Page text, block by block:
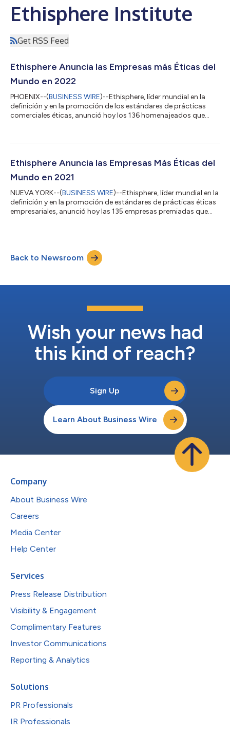
Ethisphere Institute
Get RSS Feed
Ethisphere Anuncia las Empresas más Éticas del
Mundo en 2022
PHOENIX--(BUSINESS WIRE)--Ethisphere, líder mundial en la
definición y en la promoción de los estándares de prácticas
comerciales éticas, anunció hoy los 136 homenajeados que
(empresas más éticas del mundo) en 2022. Éste es el 16.º
compromiso con las prácticas empresariales éticas mediante
programas que tienen un impacto p...
Ethisphere Anuncia las Empresas Más Éticas del
Mundo en 2021
NUEVA YORK--(BUSINESS WIRE)--Ethisphere, líder mundial en la
definición y en la promoción de estándares de prácticas éticas
empresariales, anunció hoy las 135 empresas premiadas que
reconocimiento anual de las empresas que han demostrado un
compromiso con las prácticas empresariales éticas mediante
programas que tienen un impa...
Back to Newsroom
Wish your news had
this kind of reach?
Sign Up
Learn About Business Wire
Company
About Business Wire
Careers
Media Center
Help Center
Services
Press Release Distribution
Visibility & Engagement
Complimentary Features
Investor Communications
Reporting & Analytics
Solutions
PR Professionals
IR Professionals